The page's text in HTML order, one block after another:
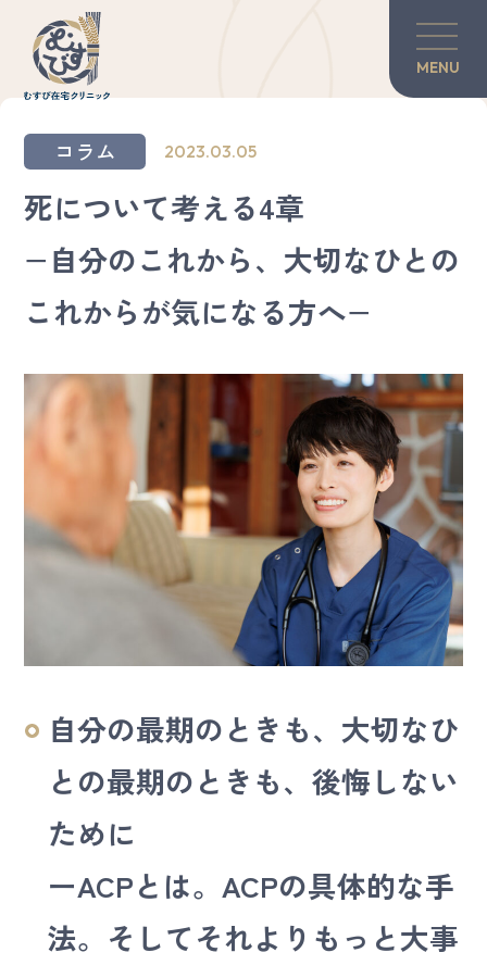
よくある質問 採用情報
お問い合わせ
当院の紹介
訪問診療について
対談・コラム
患者さんのご家族へ
グリーフケア
医師×歯科医師の力
MENU
コラム 2023.03.05
死について考える4章
−自分のこれから、大切なひとの
これからが気になる方へ−
自分の最期のときも、大切なひ
との最期のときも、後悔しない
ために
ーACPとは。ACPの具体的な手
法。そしてそれよりもっと大事